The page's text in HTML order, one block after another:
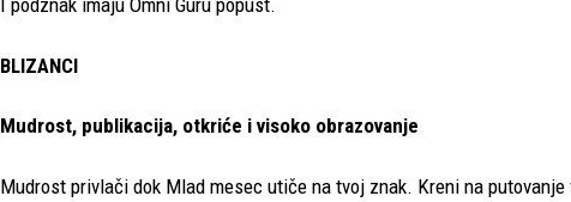
I podznak imaju Omni Guru popust.
BLIZANCI
Mudrost, publikacija, otkriće i visoko obrazovanje
Mudrost privlači dok Mlad mesec utiče na tvoj znak. Kreni na